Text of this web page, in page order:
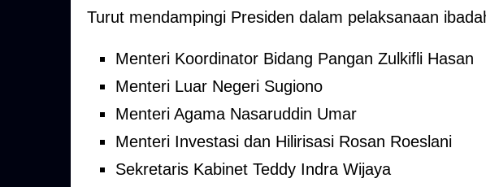
Turut mendampingi Presiden dalam pelaksanaan
Menteri Koordinator Bidang Pangan Zulkifli Hasan
Menteri Luar Negeri Sugiono
Menteri Agama Nasaruddin Umar
Menteri Investasi dan Hilirisasi Rosan Roeslani
Sekretaris Kabinet Teddy Indra Wijaya